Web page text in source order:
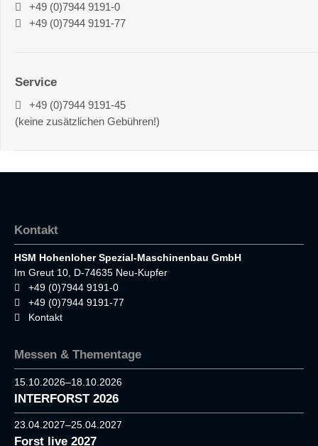
+49 (0)7944 9191-0
+49 (0)7944 9191-77
Service
+49 (0)7944 9191-45
(keine zusätzlichen Gebühren!)
Kontakt
HSM Hohenloher Spezial-Maschinenbau GmbH
Im Greut 10, D-74635 Neu-Kupfer
+49 (0)7944 9191-0
+49 (0)7944 9191-77
Kontakt
Messen & Thementage
15.10.2026–18.10.2026
INTERFORST 2026
23.04.2027–25.04.2027
Forst live 2027